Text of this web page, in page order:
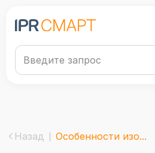
Назад Особенности изо...